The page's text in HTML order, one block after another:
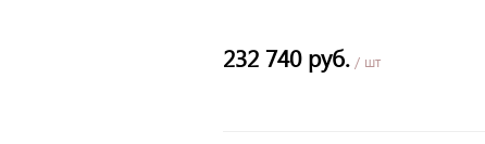
232 740 руб. / шт